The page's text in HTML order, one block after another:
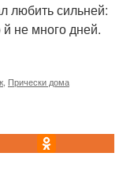
любить сильней:
не много дней.
Прически дома